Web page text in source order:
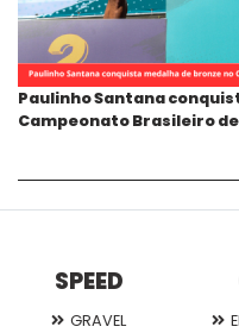
Paulinho Santana
Campeonato Brasileiro
SPEED
GRAVEL